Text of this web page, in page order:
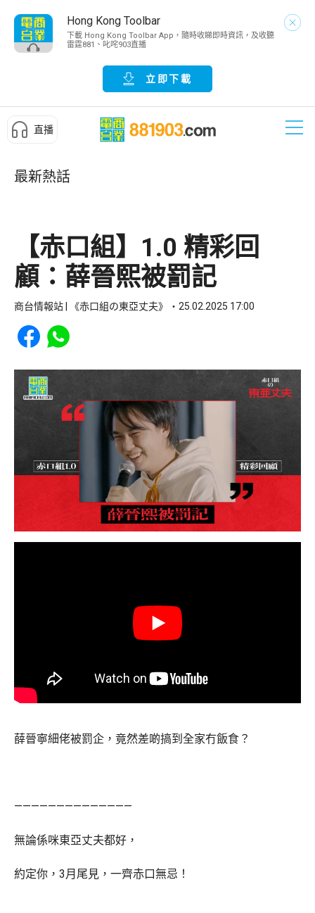
Hong Kong Toolbar
下載 Hong Kong Toolbar App，隨時收睇即時資訊，及收聽
雷霆881、叱咤903直播
立即下載
直播
最新熱話
【赤口組】1.0 精彩回
顧：薛晉熙被罰記
商台情報站 | 《赤口組の東亞丈夫》 25.02.2025 17:00
Share to Facebook
Share to WhatsApp
薛晉寧細佬被罰企，竟然差啲搞到全家冇飯食？
——————————————
無論係咪東亞丈夫都好，
約定你，3月尾見，一齊赤口無忌！